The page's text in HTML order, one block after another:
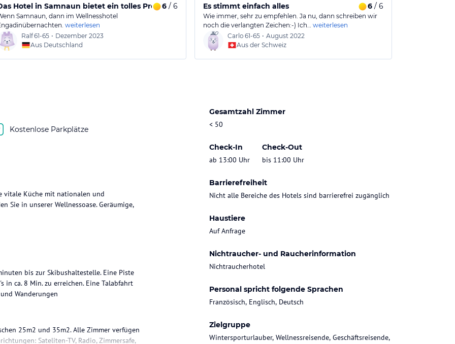
Hotel in Samnaun bietet ein tolles Preis-Leistungs-Verhältnis.
6/ 6
Samnaun, dann im Wellnesshotel
weiterlesen
Ralf61-65 • Dezember 2023
Aus Deutschland
Es stimmt einfach alles 6/ 6
Wie immer, sehr zu empfehlen. Ja nu, dann schreiben wir
noch die verlangten Zeichen:-) Ich… weiterlesen
Carlo 61-65 • August 2022
Aus der Schweiz
Kostenlose Parkplätze
Gesamtzahl Zimmer
< 50
Check-In
ab 13:00 Uhr
Check-Out
bis 11:00 Uhr
Barrierefreiheit
Nicht alle Bereiche des Hotels sind barrierefrei zugänglich
Haustiere
Auf Anfrage
Nichtraucher- und Raucherinformation
Nichtraucherhotel
Personal spricht folgende Sprachen
Französisch, Englisch, Deutsch
Zielgruppe
Wintersporturlauber, Wellnessreisende, Geschäftsreisende,
vitale Küche mit nationalen und
Sie in unserer Wellnessoase. Geräumige,
bis zur Skibushaltestelle. Eine Piste
ca. 8 Min. zu erreichen. Eine Talabfahrt
Wanderungen
25m2 und 35m2. Alle Zimmer verfügen
Sateliten-TV, Radio, Zimmersafe,